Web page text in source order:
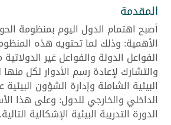
المقدمة
أصبح اهتمام الدول اليوم بمنظومة
الأهمية: وذلك لما تحتويه هذه
الفواعل الدولة والفواعل غير
والتشارك لإعادة رسم الأدوار لكل منها
البيئية الشاملة وإدارة الشؤون
الداخلي والخارجي للدول: وعلى هذا
الدورة التدريبة البيئية الإشكالية التالية.